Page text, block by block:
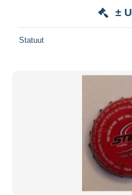
±
Statuut